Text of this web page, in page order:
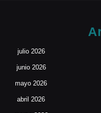
julio 2026
junio 2026
mayo 2026
abril 2026